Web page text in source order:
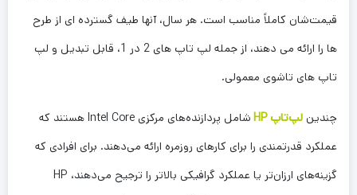
قیمت‌شان کاملاً مناسب است. هر سال، آنها طیف گسترده ای از طرح
ها را ارائه می دهند، از جمله لپ تاپ های 2 در 1، قابل تبدیل و لپ
تاپ های تاشوی معمولی.
چندین لپ‌تاپ HP
شامل پردازنده‌های مرکزی Intel Core هستند که
عملکرد قدرتمندی را برای کارهای روزمره ارائه می‌دهند. برای افرادی که
گزینه‌های ارزان‌تر یا عملکرد گرافیکی بالاتر را ترجیح می‌دهند، HP